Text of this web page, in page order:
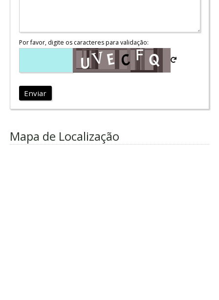
Por favor, digite os caracteres para validação:
Enviar
Mapa de Localização